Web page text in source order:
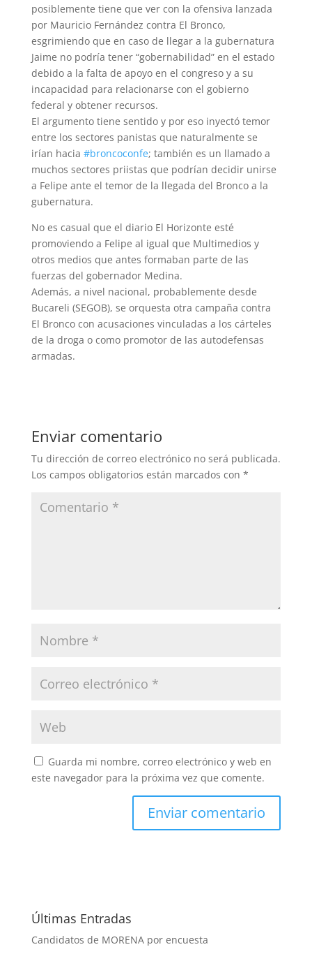
posiblemente tiene que ver con la ofensiva lanzada
por Mauricio Fernández contra El Bronco,
esgrimiendo que en caso de llegar a la gubernatura
Jaime no podría tener “gobernabilidad” en el estado
debido a la falta de apoyo en el congreso y a su
incapacidad para relacionarse con el gobierno
federal y obtener recursos.
El argumento tiene sentido y por eso inyectó temor
entre los sectores panistas que naturalmente se
irían hacia ‪#‎broncoconfe‬; también es un llamado a
muchos sectores priistas que podrían decidir unirse
a Felipe ante el temor de la llegada del Bronco a la
gubernatura.
No es casual que el diario El Horizonte esté
promoviendo a Felipe al igual que Multimedios y
otros medios que antes formaban parte de las
fuerzas del gobernador Medina.
Además, a nivel nacional, probablemente desde
Bucareli (SEGOB), se orquesta otra campaña contra
El Bronco con acusaciones vinculadas a los cárteles
de la droga o como promotor de las autodefensas
armadas.
Enviar comentario
Tu dirección de correo electrónico no será publicada.
Los campos obligatorios están marcados con *
Guarda mi nombre, correo electrónico y web en
este navegador para la próxima vez que comente.
Últimas Entradas
Candidatos de MORENA por encuesta